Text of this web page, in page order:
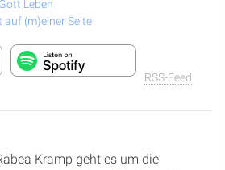
Leben
auf (m)einer Seite
RSS-Feed
Kramp geht es um die